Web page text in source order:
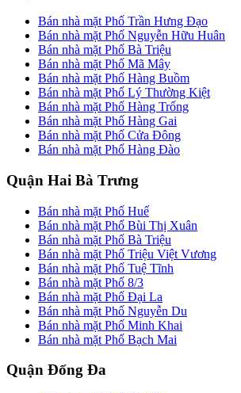
Bán nhà mặt Phố Trần Hưng Đạo
Bán nhà mặt Phố Nguyễn Hữu Huân
Bán nhà mặt Phố Bà Triệu
Bán nhà mặt Phố Mã Mây
Bán nhà mặt Phố Hàng Buồm
Bán nhà mặt Phố Lý Thường Kiệt
Bán nhà mặt Phố Hàng Trống
Bán nhà mặt Phố Hàng Gai
Bán nhà mặt Phố Cửa Đông
Bán nhà mặt Phố Hàng Đào
Quận Hai Bà Trưng
Bán nhà mặt Phố Huế
Bán nhà mặt Phố Bùi Thị Xuân
Bán nhà mặt Phố Bà Triệu
Bán nhà mặt Phố Triệu Việt Vương
Bán nhà mặt Phố Tuệ Tĩnh
Bán nhà mặt Phố 8/3
Bán nhà mặt Phố Đại La
Bán nhà mặt Phố Nguyễn Du
Bán nhà mặt Phố Minh Khai
Bán nhà mặt Phố Bạch Mai
Quận Đống Đa